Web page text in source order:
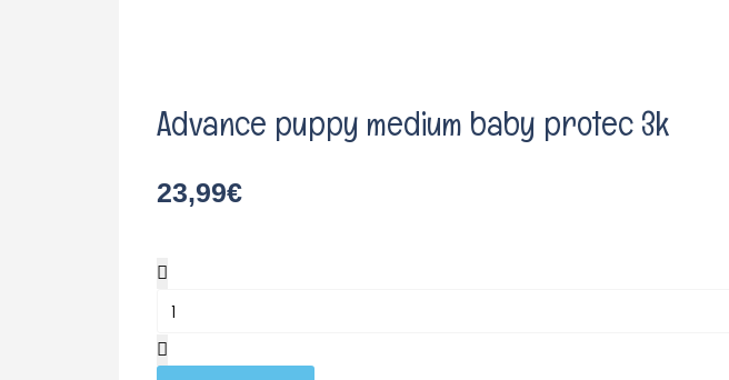
Advance puppy medium baby protec 3k
23,99€
medium